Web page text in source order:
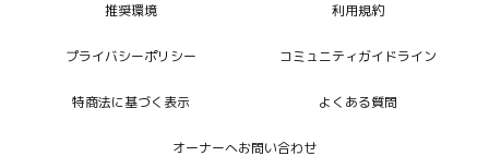
推奨環境 利用規約
プライバシーポリシー コミュニティガイドライン
特商法に基づく表示 よくある質問
オーナーへお問い合わせ